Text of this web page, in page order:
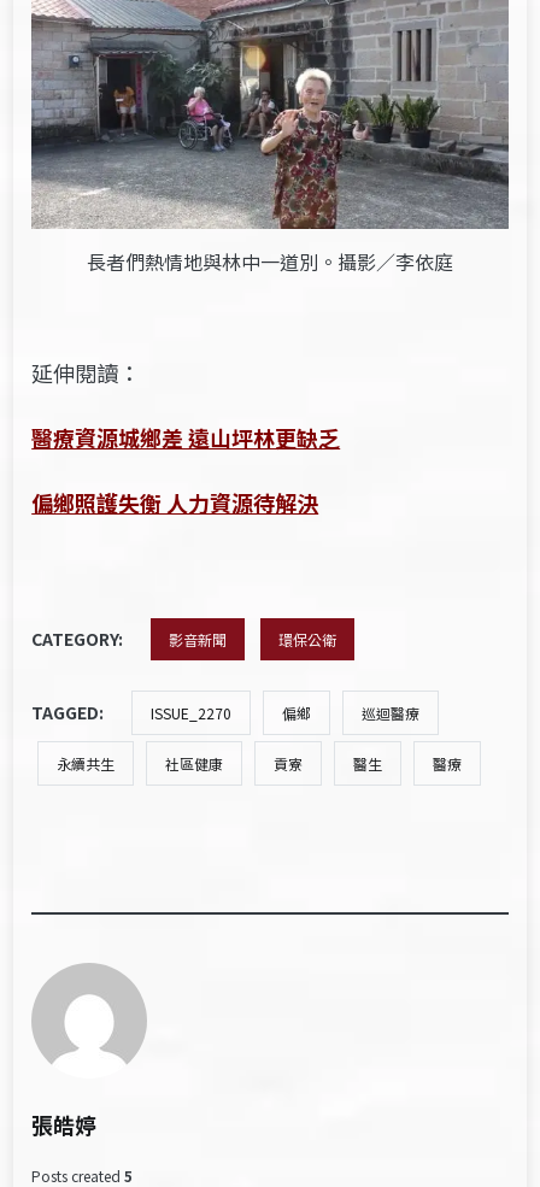
長者們熱情地與林中一道別。攝影／李依庭
延伸閱讀：
醫療資源城鄉差 遠山坪林更缺乏
偏鄉照護失衡 人力資源待解決
CATEGORY: 影音新聞 環保公衛
TAGGED: ISSUE_2270 偏鄉 巡迴醫療
永續共生 社區健康 貢寮 醫生 醫療
張皓婷
Posts created 5